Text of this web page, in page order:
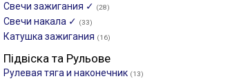
Свечи зажигания ✓ (28)
Свечи накала ✓ (33)
Катушка зажигания (16)
Підвіска та Рульове
Рулевая тяга и наконечник (13)